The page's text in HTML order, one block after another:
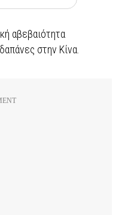
αβεβαιότητα
στην Κίνα.